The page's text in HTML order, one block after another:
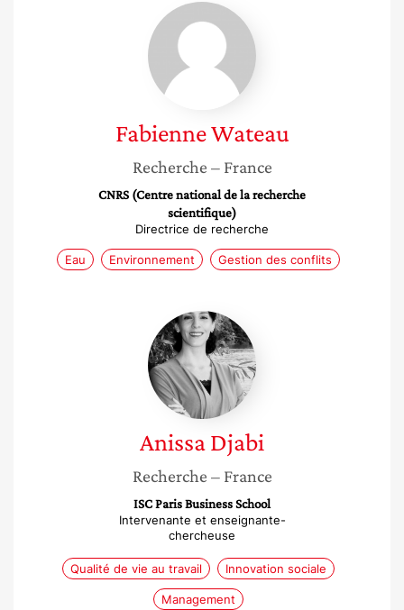
Fabienne
Wateau
FabienneWateau
Recherche – France
CNRS (Centre national de la recherche
scientifique)
Directrice de recherche
Eau Environnement Gestion des conflits
Anissa
Djabi
AnissaDjabi
Recherche – France
ISC Paris Business School
Intervenante et enseignante-
chercheuse
Qualité de vie au travail Innovation sociale
Management